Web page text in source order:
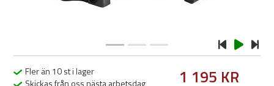
Fler än 10 st i lager
Skickas från oss nästa arbetsdag
1 195 KR